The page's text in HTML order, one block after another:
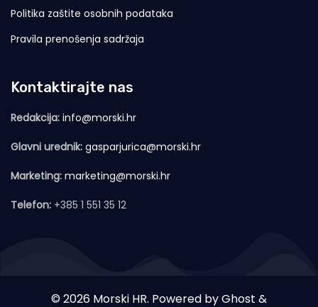
Politika zaštite osobnih podataka
Pravila prenošenja sadržaja
Kontaktirajte nas
Redakcija: info@morski.hr
Glavni urednik: gasparjurica@morski.hr
Marketing: marketing@morski.hr
Telefon: +385 1 551 35 12
© 2026 Morski HR. Powered byGhost &